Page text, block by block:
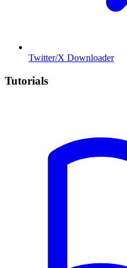
Twitter/X Downloader
Tutorials